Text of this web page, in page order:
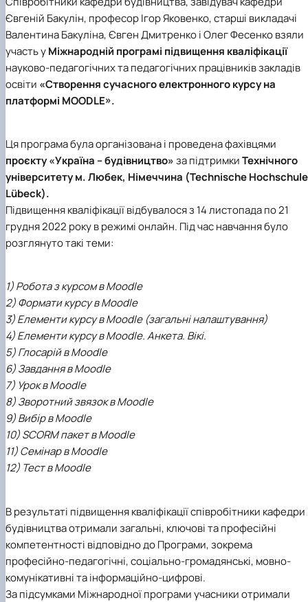
Євгеній Бакулін, професор Ігор Яковенко, старші викладачі
Валентина Бакуліна, Євген Дмитренко і Олег Фесенко взяли
участь уМіжнародній програмі підвищення кваліфікації
науково-педагогічних та педагогічних працівників закладів
освіти «Створення сучасного електронного курсу на
платформі MOODLE».
Ця програма була організована і проведена фахівцями
проєкту «Україна – будівництво»за підтримкиТехнічного
університету м. Любек, Німеччина (Technische Hochschule
Lübeck).
Підвищення кваліфікації відбувалося з 14 листопада по 21
грудня 2022 року в режимі онлайн. Під час навчання було
розглянуто такі теми:
1) Робота з курсом в Moodle
2) Формати курсу в Moodle
3) Елементи курсу в Moodle (загальні налаштування)
4) Елементи курсу в Moodle. Анкета. Вікі.
5) Глосарій в Moodle
6) Завдання в Moodle
7) Урок в Moodle
8) Зворотний звязок в Moodle
9) Вибір в Moodle
10) SCORM пакет в Moodle
11) Семінар в Moodle
12) Тест в Moodle
В результаті підвищення кваліфікації співробітники кафедри
будівництва отримали загальні, ключові та професійні
компетентності відповідно до Програми, зокрема
професійно-педагогічні, соціально-громадянські, мовно-
комунікативні та інформаційно-цифрові.
За підсумками Міжнародної програми учасники отримали